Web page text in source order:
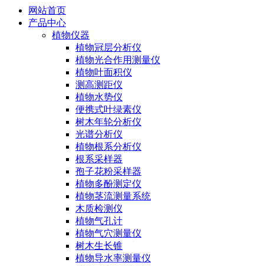
网站首页
产品中心
植物仪器
植物冠层分析仪
植物光合作用测量仪
植物叶面积仪
测高测距仪
植物水势仪
便携式叶绿素仪
树木年轮分析仪
光谱分析仪
植物根系分析仪
根系采样器
孢子花粉采样器
植物多酚测定仪
植物茎流测量系统
木质检测仪
植物气孔计
植物气穴测量仪
树木生长锥
植物导水率测量仪